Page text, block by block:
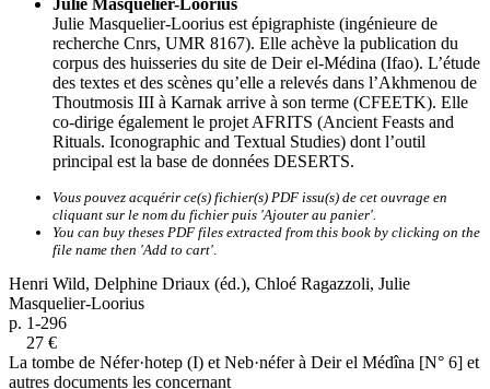
Julie Masquelier-Loorius
Julie Masquelier-Loorius est épigraphiste (ingénieure de
recherche Cnrs, UMR 8167). Elle achève la publication du
corpus des huisseries du site de Deir el-Médina (Ifao). L’étude
des textes et des scènes qu’elle a relevés dans l’Akhmenou de
Thoutmosis III à Karnak arrive à son terme (CFEETK). Elle
co-dirige également le projet AFRITS (Ancient Feasts and
Rituals. Iconographic and Textual Studies) dont l’outil
principal est la base de données DESERTS.
Vous pouvez acquérir ce(s) fichier(s) PDF issu(s) de cet ouvrage en
cliquant sur le nom du fichier puis 'Ajouter au panier'.
You can buy theses PDF files extracted from this book by clicking on the
file name then 'Add to cart'.
Henri Wild, Delphine Driaux (éd.), Chloé Ragazzoli, Julie
Masquelier-Loorius
p. 1-296
27 €
La tombe de Néfer·hotep (I) et Neb·néfer à Deir el Médîna [N° 6] et
autres documents les concernant